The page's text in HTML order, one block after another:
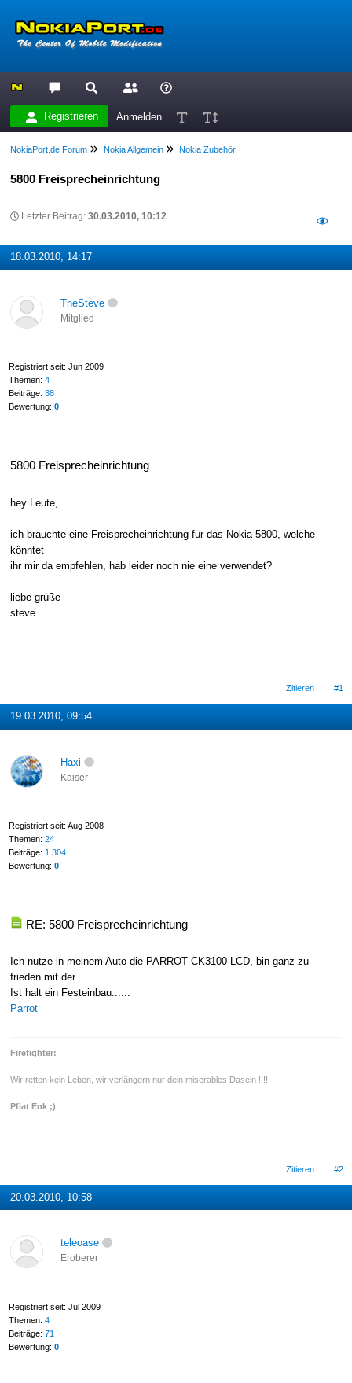
Registrieren Anmelden
NokiaPort.de Forum Nokia Allgemein Nokia Zubehör
5800 Freisprecheinrichtung
Letzter Beitrag:30.03.2010, 10:12
18.03.2010, 14:17
TheSteve
Mitglied
Registriert seit: Jun 2009
Themen: 4
Beiträge: 38
Bewertung: 0
5800 Freisprecheinrichtung
hey Leute,
ich bräuchte eine Freisprecheinrichtung für das Nokia 5800, welche
könntet
ihr mir da empfehlen, hab leider noch nie eine verwendet?
liebe grüße
steve
Zitieren #1
19.03.2010, 09:54
Haxi
Kaiser
Registriert seit: Aug 2008
Themen: 24
Beiträge: 1.304
Bewertung: 0
RE: 5800 Freisprecheinrichtung
Ich nutze in meinem Auto die PARROT CK3100 LCD, bin ganz zu
frieden mit der.
Ist halt ein Festeinbau......
Parrot
Firefighter:
Wir retten kein Leben, wir verlängern nur dein miserables Dasein !!!!
Pfiat Enk ;)
Zitieren #2
20.03.2010, 10:58
teleoase
Eroberer
Registriert seit: Jul 2009
Themen: 4
Beiträge: 71
Bewertung: 0